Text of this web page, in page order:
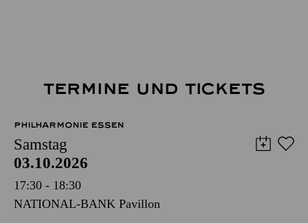
TERMINE UND TICKETS
PHILHARMONIE ESSEN
Samstag
03.10.2026
17:30 - 18:30
NATIONAL-BANK Pavillon